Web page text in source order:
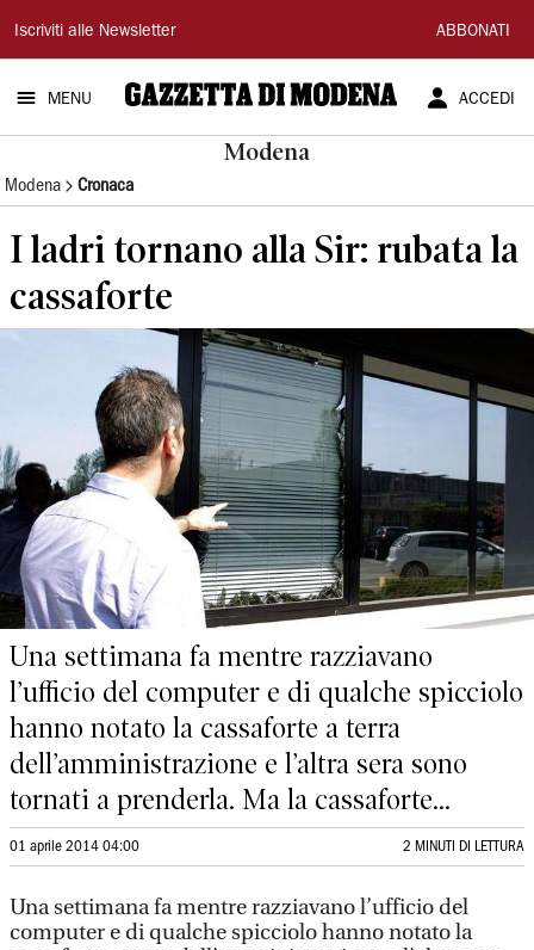
Gazzetta
di
Modena
Iscriviti alle Newsletter ABBONATI
MENU ACCEDI
Modena
Modena Cronaca
I ladri tornano alla Sir: rubata la
cassaforte
Una settimana fa mentre razziavano
l’ufficio del computer e di qualche spicciolo
hanno notato la cassaforte a terra
dell’amministrazione e l’altra sera sono
tornati a prenderla. Ma la cassaforte...
01 aprile 2014 04:00 2 MINUTI DI LETTURA
Una settimana fa mentre razziavano l’ufficio del
computer e di qualche spicciolo hanno notato la